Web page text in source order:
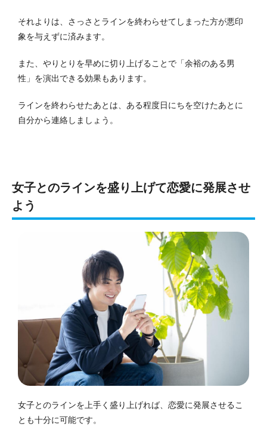
それよりは、さっさとラインを終わらせてしまった方が悪印
象を与えずに済みます。
また、やりとりを早めに切り上げることで「余裕のある男
性」を演出できる効果もあります。
ラインを終わらせたあとは、ある程度日にちを空けたあとに
自分から連絡しましょう。
女子とのラインを盛り上げて恋愛に発展させ
よう
女子とのラインを上手く盛り上げれば、恋愛に発展させるこ
とも十分に可能です。